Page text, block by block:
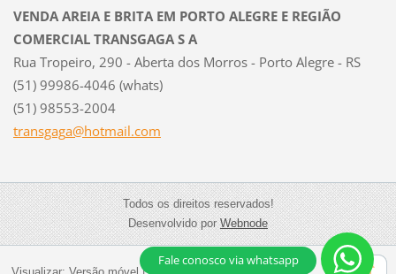
Fale conosco via whatsapp
VENDA AREIA E BRITA EM PORTO ALEGRE E REGIÃO
COMERCIAL TRANSGAGA S A
Rua Tropeiro, 290 - Aberta dos Morros - Porto Alegre - RS
(51) 99986-4046 (whats)
(51) 98553-2004
transgaga@hotmail.com
Todos os direitos reservados!
Desenvolvido porWebnode